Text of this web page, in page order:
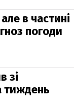
в частині
погоди
зі
тиждень